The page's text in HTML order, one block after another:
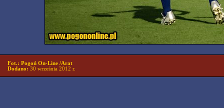
Fot.: Pogoń On-Line /Arat
Dodano: 30 września 2012 r.